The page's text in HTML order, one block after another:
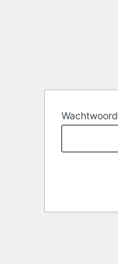
Wachtwoord